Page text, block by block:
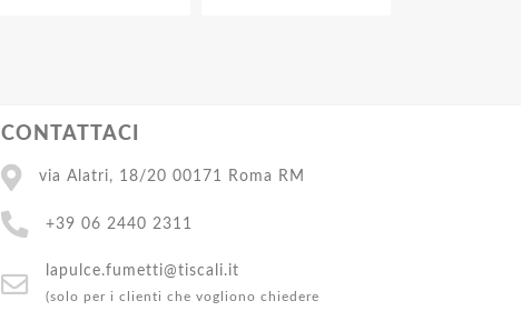
CONTATTACI
via Alatri, 18/20 00171 Roma RM
+39 06 2440 2311
lapulce.fumetti@tiscali.it
(solo per i clienti che vogliono chiedere